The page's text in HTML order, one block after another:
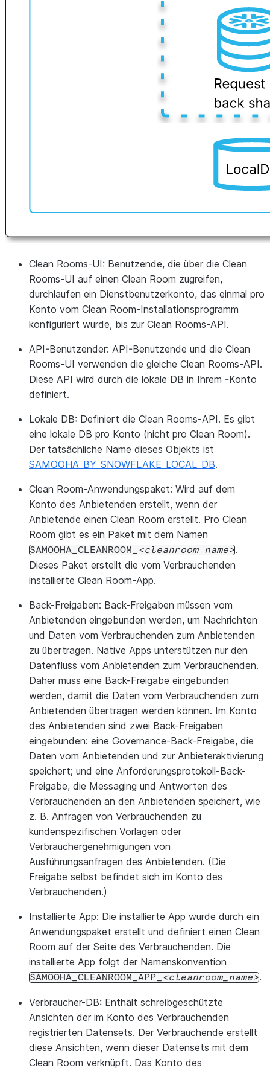
Clean Rooms-UI: Benutzende, die über die Clean
Rooms-UI auf einen Clean Room zugreifen,
durchlaufen ein Dienstbenutzerkonto, das einmal pro
Konto vom Clean Room-Installationsprogramm
konfiguriert wurde, bis zur Clean Rooms-API.
API-Benutzender: API-Benutzende und die Clean
Rooms-UI verwenden die gleiche Clean Rooms-API.
Diese API wird durch die lokale DB in Ihrem -Konto
definiert.
Lokale DB: Definiert die Clean Rooms-API. Es gibt
eine lokale DB pro Konto (nicht pro Clean Room).
Der tatsächliche Name dieses Objekts ist
SAMOOHA_BY_SNOWFLAKE_LOCAL_DB.
Clean Room-Anwendungspaket: Wird auf dem
Konto des Anbietenden erstellt, wenn der
Anbietende einen Clean Room erstellt. Pro Clean
Room gibt es ein Paket mit dem Namen
SAMOOHA_CLEANROOM_ cleanroom name
.
Dieses Paket erstellt die vom Verbrauchenden
installierte Clean Room-App.
Back-Freigaben: Back-Freigaben müssen vom
Anbietenden eingebunden werden, um Nachrichten
und Daten vom Verbrauchenden zum Anbietenden
zu übertragen. Native Apps unterstützen nur den
Datenfluss vom Anbietenden zum Verbrauchenden.
Daher muss eine Back-Freigabe eingebunden
werden, damit die Daten vom Verbrauchenden zum
Anbietenden übertragen werden können. Im Konto
des Anbietenden sind zwei Back-Freigaben
eingebunden: eine Governance-Back-Freigabe, die
Daten vom Anbietenden und zur Anbieteraktivierung
speichert; und eine Anforderungsprotokoll-Back-
Freigabe, die Messaging und Antworten des
Verbrauchenden an den Anbietenden speichert, wie
z. B. Anfragen von Verbrauchenden zu
kundenspezifischen Vorlagen oder
Verbrauchergenehmigungen von
Ausführungsanfragen des Anbietenden. (Die
Freigabe selbst befindet sich im Konto des
Verbrauchenden.)
Installierte App: Die installierte App wurde durch ein
Anwendungspaket erstellt und definiert einen Clean
Room auf der Seite des Verbrauchenden. Die
installierte App folgt der Namenskonvention
SAMOOHA_CLEANROOM_APP_ cleanroom_name .
Verbraucher-DB: Enthält schreibgeschützte
Ansichten der im Konto des Verbrauchenden
registrierten Datensets. Der Verbrauchende erstellt
diese Ansichten, wenn dieser Datensets mit dem
Clean Room verknüpft. Das Konto des